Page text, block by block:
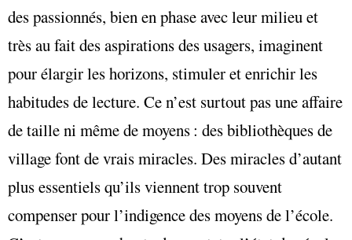
des passionnés, bien en phase avec leur milieu et
très au fait des aspirations des usagers, imaginent
pour élargir les horizons, stimuler et enrichir les
habitudes de lecture. Ce n’est surtout pas une affaire
de taille ni même de moyens : des bibliothèques de
village font de vrais miracles. Des miracles d’autant
plus essentiels qu’ils viennent trop souvent
compenser pour l’indigence des moyens de l’école.